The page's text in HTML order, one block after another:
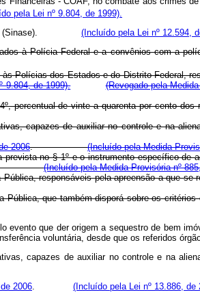
pela Lei nº 9.804, de 1999).
(Sinase). (Incluído pela Lei nº 12.594,
à Polícia Federal e a convênios com a
Polícias dos Estados e do Distrito Federal,
9.804, de 1999). (Revogado pela
percentual de vinte a quarenta por cento
capazes de auxiliar no controle e na
2006.
(Incluído pela Medida
no § 1º e o instrumento específico de
(Incluído pela Medida Provisória nº
responsáveis pela apreensão a que se
que também disporá sobre os
que der origem a sequestro de bem
transferência voluntária, desde que os
capazes de auxiliar no controle e na
2006
(Incluído pela Lei nº 13.886, de